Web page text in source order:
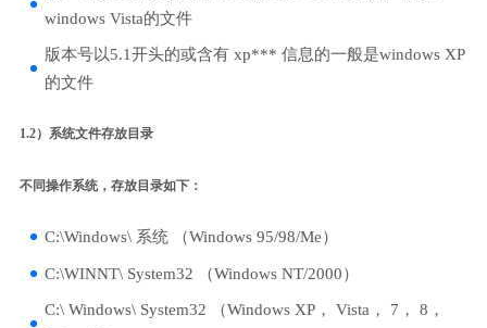
windows Vista的文件
版本号以5.1开头的或含有 xp*** 信息的一般是windows XP
的文件
1.2）系统文件存放目录
不同操作系统，存放目录如下：
C:\Windows\ 系统 （Windows 95/98/Me）
C:\WINNT\ System32 （Windows NT/2000）
C:\ Windows\ System32 （Windows XP， Vista， 7， 8，